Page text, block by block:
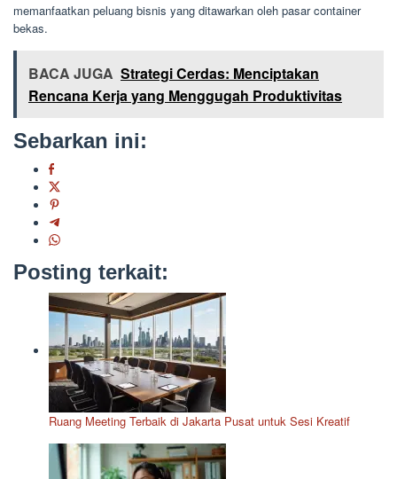
memanfaatkan peluang bisnis yang ditawarkan oleh pasar container
bekas.
BACA JUGA Strategi Cerdas: Menciptakan
Rencana Kerja yang Menggugah Produktivitas
Sebarkan ini:
Posting terkait:
Ruang Meeting Terbaik di Jakarta Pusat untuk Sesi Kreatif